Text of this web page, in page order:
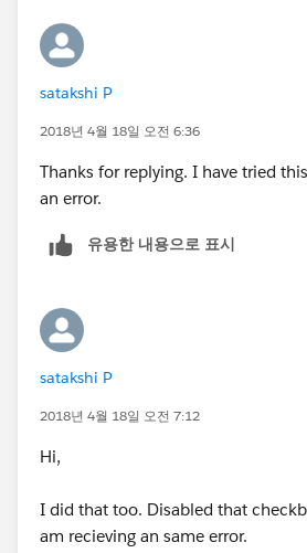
satakshi P
2018년 4월 18일 오전 6:36
Thanks for replying. I have tried
an error.
유용한 내용으로 표시
satakshi P
2018년 4월 18일 오전 7:12
Hi,
I did that too. Disabled that
am recieving an same error.